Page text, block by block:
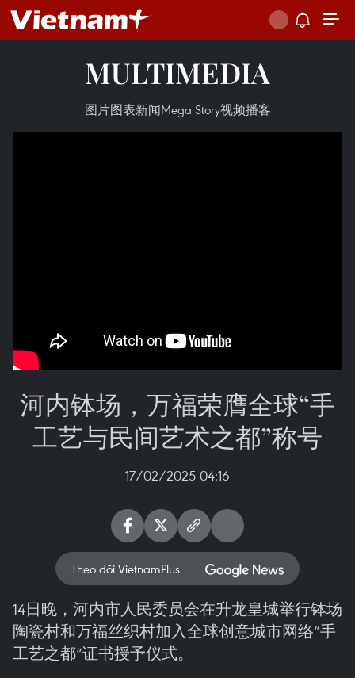
MULTIMEDIA
图片图表新闻Mega Story视频播客
河内钵场，万福荣膺全球“手
工艺与民间艺术之都”称号
17/02/2025 04:16
Theo dõi VietnamPlus
14日晚，河内市人民委员会在升龙皇城举行钵场
陶瓷村和万福丝织村加入全球创意城市网络“手
工艺之都”证书授予仪式。